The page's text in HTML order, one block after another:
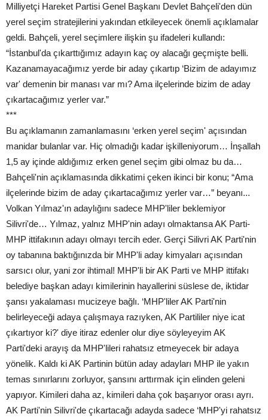
Milliyetçi Hareket Partisi Genel Başkanı Devlet Bahçeli'den dün
yerel seçim stratejilerini yakından etkileyecek önemli açıklamalar
geldi. Bahçeli, yerel seçimlere ilişkin şu ifadeleri kullandı:
“İstanbul'da çıkarttığımız adayın kaç oy alacağı geçmişte belli.
Kazanamayacağımız yerde bir aday çıkartıp ‘Bizim de adayımız
var' demenin bir manası var mı? Ama ilçelerinde bizim de aday
çıkartacağımız yerler var.”
***
Bu açıklamanın zamanlamasını ‘erken yerel seçim' açısından
manidar bulanlar var. Hiç olmadığı kadar işkilleniyorum… İnşallah
1,5 ay içinde aldığımız erken genel seçim gibi olmaz bu da…
Bahçeli'nin açıklamasında dikkatimi çeken ikinci bir konu; “Ama
ilçelerinde bizim de aday çıkartacağımız yerler var…” beyanı...
Volkan Yılmaz'ın adaylığını sadece MHP'liler beklemiyor
Silivri'de… Yılmaz, yalnız MHP'nin adayı olmaktansa AK Parti-
MHP ittifakının adayı olmayı tercih eder. Gerçi Silivri AK Parti'nin
oy tabanına baktığınızda bir MHP'li aday kimyaları açısından
sarsıcı olur, yani zor ihtimal! MHP'li bir AK Parti ve MHP ittifakı
belediye başkan adayı kimilerinin hayallerini süslese de, iktidar
şansı yakalaması mucizeye bağlı. ‘MHP'liler AK Parti'nin
belirleyeceği adaya çalışmaya razıyken, AK Partililer niye icat
çıkartıyor ki?' diye itiraz edenler olur diye söyleyeyim AK
Parti'deki arayış da MHP'lileri rahatsız etmeyecek bir adaya
yönelik. Kaldı ki AK Partinin bütün aday adayları MHP ile yakın
temas sınırlarını zorluyor, şansını arttırmak için elinden geleni
yapıyor. Kimileri daha az, kimileri daha çok başarıyor orası ayrı.
AK Parti'nin Silivri'de çıkartacağı adayda sadece ‘MHP'yi rahatsız